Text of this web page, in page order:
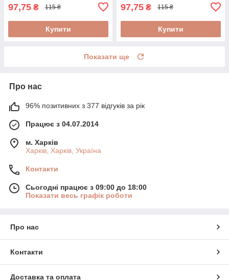
97,75 ₴ 115 ₴
Купити
97,75 ₴ 115 ₴
Купити
Показати ще
Про нас
96% позитивних з 377 відгуків за рік
Працює з 04.07.2014
м. Харків
Харків, Харків, Україна
Контакти
Сьогодні працює з 09:00 до 18:00
Показати весь графік роботи
Про нас
Контакти
Доставка та оплата